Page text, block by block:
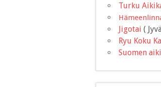
Turku
Jigotai(
Ryu Koku
Suomen